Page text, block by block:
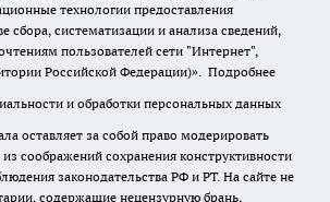
технологии предоставления
сбора, систематизации и анализа сведений,
пользователей сети "Интернет",
Российской Федерации)». Подробнее
и обработки персональных данных
оставляет за собой право модерировать
соображений сохранения конструктивности
законодательства РФ и РТ. На сайте не
содержащие нецензурную брань,